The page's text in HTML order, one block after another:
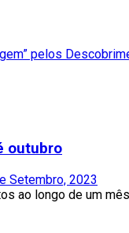
pelos
outubro
Setembro, 2023
ao longo de um